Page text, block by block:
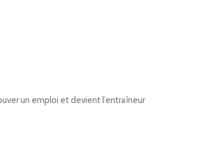
un emploi et devient l’entraîneur